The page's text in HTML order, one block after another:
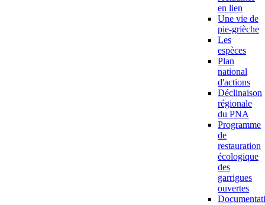
en lien
Une vie de
pie-grièche
Les
espèces
Plan
national
d'actions
Déclinaison
régionale
du PNA
Programme
de
restauration
écologique
des
garrigues
ouvertes